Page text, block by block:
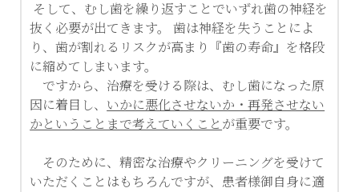
抜く必要が出てきます。 歯は神経を失うことによ
り、歯が割れるリスクが高まり『歯の寿命』を格段
に縮めてしまいます。
ですから、治療を受ける際は、むし歯になった原
因に着目し、 いかに悪化させないか・再発させない
かということまで考えていくことが重要です。
そのために、精密な治療やクリーニングを受けて
いただくことはもちろんですが、患者様御自身に適